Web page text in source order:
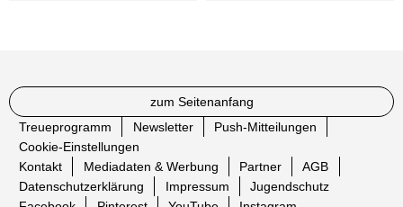
zum Seitenanfang
Treueprogramm
Newsletter
Push-Mitteilungen
Cookie-Einstellungen
Kontakt
Mediadaten & Werbung Partner
AGB
Datenschutzerklärung
Impressum
Jugendschutz